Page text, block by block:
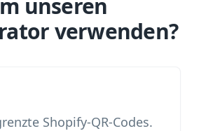
unseren
verwenden?
Shopify-QR-Codes.